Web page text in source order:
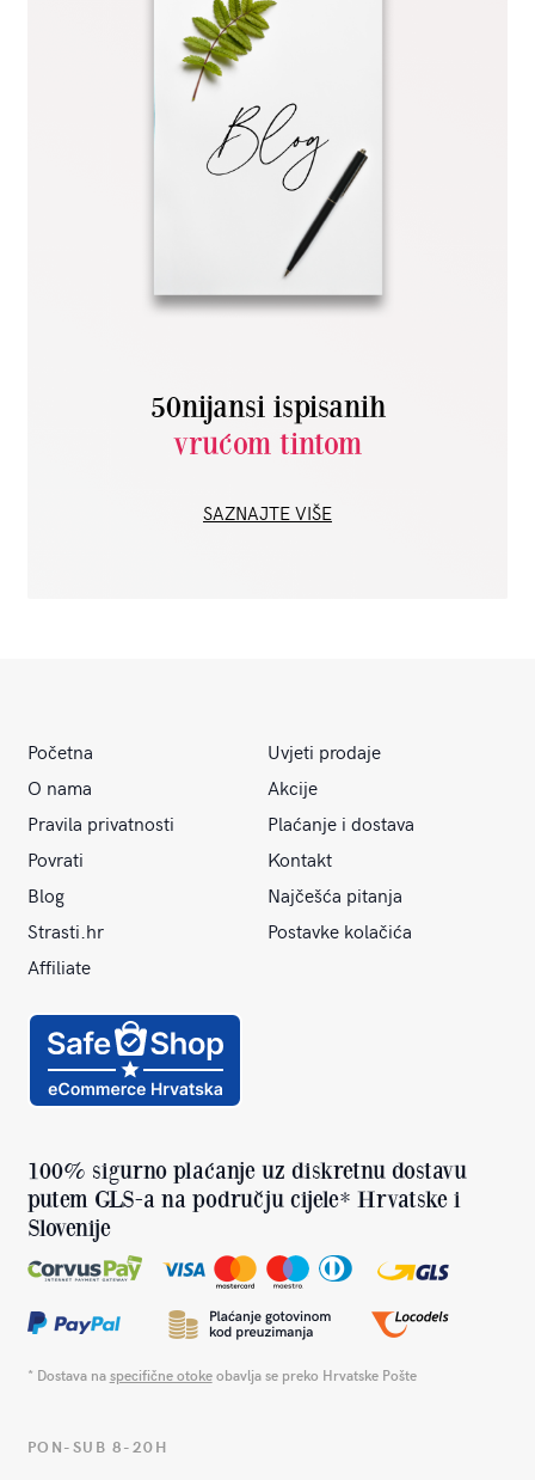
50nijansi ispisanih
vrućom tintom
SAZNAJTE VIŠE
Početna
Uvjeti prodaje
O nama
Akcije
Pravila privatnosti
Plaćanje i dostava
Povrati
Kontakt
Blog
Najčešća pitanja
Strasti.hr
Postavke kolačića
Affiliate
100% sigurno plaćanje uz diskretnu dostavu
putem GLS-a na području cijele* Hrvatske i
Slovenije
* Dostava naspecifične otokeobavlja se preko Hrvatske Pošte
PON-SUB 8-20H